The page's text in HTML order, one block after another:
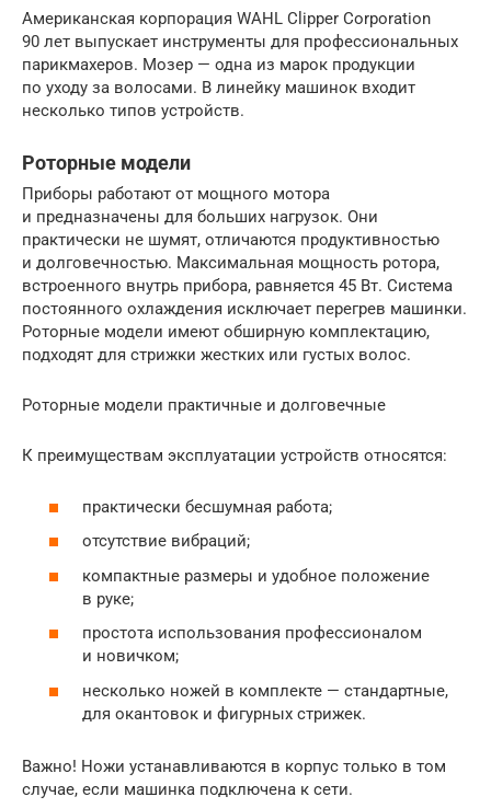
Американская корпорация WAHL Clipper Corporation
90 лет выпускает инструменты для профессиональных
парикмахеров. Мозер — одна из марок продукции
по уходу за волосами. В линейку машинок входит
несколько типов устройств.
Роторные модели
Приборы работают от мощного мотора
и предназначены для больших нагрузок. Они
практически не шумят, отличаются продуктивностью
и долговечностью. Максимальная мощность ротора,
встроенного внутрь прибора, равняется 45 Вт. Система
постоянного охлаждения исключает перегрев машинки.
Роторные модели имеют обширную комплектацию,
подходят для стрижки жестких или густых волос.
Роторные модели практичные и долговечные
К преимуществам эксплуатации устройств относятся:
практически бесшумная работа;
отсутствие вибраций;
компактные размеры и удобное положение
в руке;
простота использования профессионалом
и новичком;
несколько ножей в комплекте — стандартные,
для окантовок и фигурных стрижек.
Важно! Ножи устанавливаются в корпус только в том
случае, если машинка подключена к сети.